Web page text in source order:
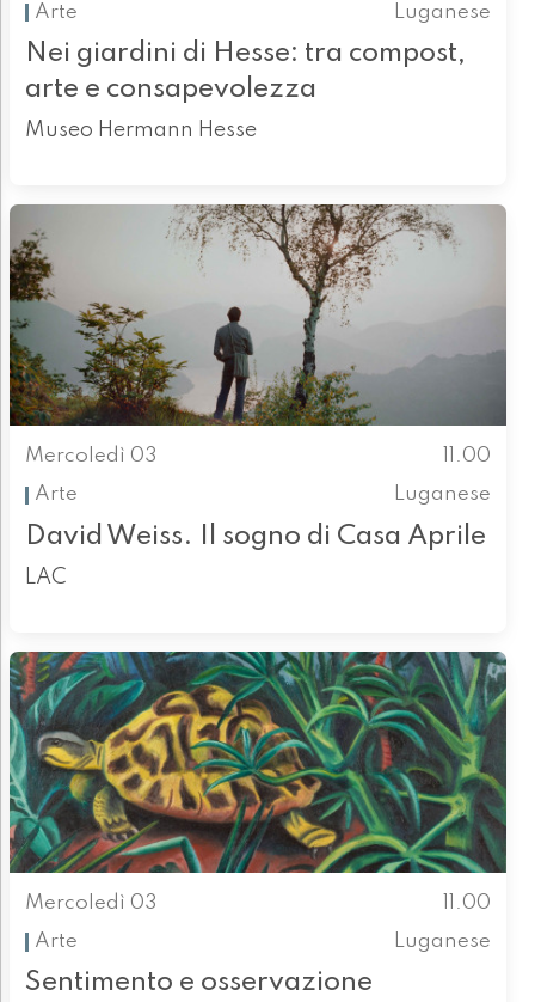
Arte
Luganese
Nei giardini di Hesse: tra compost,
arte e consapevolezza
Museo Hermann Hesse
Mercoledì 03
11.00
Arte
Luganese
David Weiss. Il sogno di Casa Aprile
LAC
Mercoledì 03
11.00
Arte
Luganese
Sentimento e osservazione